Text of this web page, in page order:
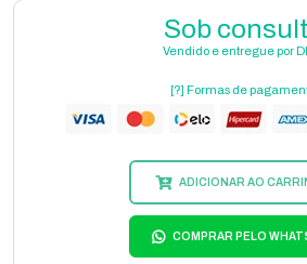
Sob
Vendido e entregue por
[?] Formas de
ADICIONAR AO
COMPRAR PELO